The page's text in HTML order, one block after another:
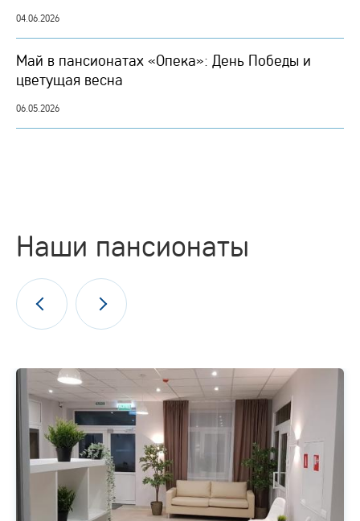
04.06.2026
Май в пансионатах «Опека»: День Победы и
цветущая весна
06.05.2026
Наши пансионаты